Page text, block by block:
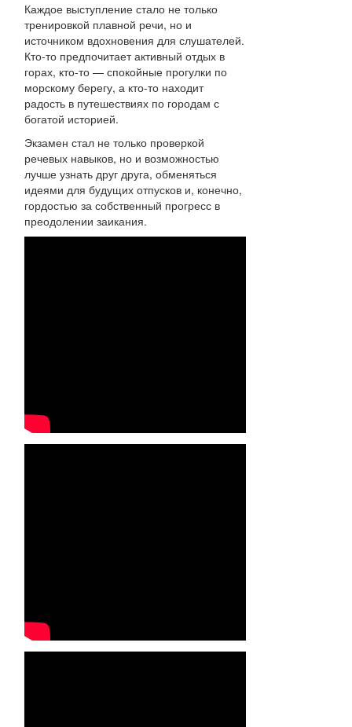
Каждое выступление стало не только
тренировкой плавной речи, но и
источником вдохновения для слушателей.
Кто-то предпочитает активный отдых в
горах, кто-то — спокойные прогулки по
морскому берегу, а кто-то находит
радость в путешествиях по городам с
богатой историей.
Экзамен стал не только проверкой
речевых навыков, но и возможностью
лучше узнать друг друга, обменяться
идеями для будущих отпусков и, конечно,
гордостью за собственный прогресс в
преодолении заикания.